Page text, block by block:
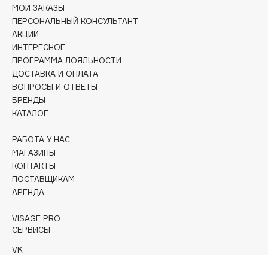
Collagenina
Consly
Corimo
CosRX
Cottolina
Crescina
Cunzite
D
d'Alba
DARLING*
Darphin
МОИ ЗАКАЗЫ
ПЕРСОНАЛЬНЫЙ КОНСУЛЬТАНТ
АКЦИИ
ИНТЕРЕСНОЕ
ПРОГРАММА ЛОЯЛЬНОСТИ
ДОСТАВКА И ОПЛАТА
ВОПРОСЫ И ОТВЕТЫ
БРЕНДЫ
КАТАЛОГ
РАБОТА У НАС
МАГАЗИНЫ
КОНТАКТЫ
ПОСТАВЩИКАМ
АРЕНДА
VISAGE PRO
СЕРВИСЫ
VK